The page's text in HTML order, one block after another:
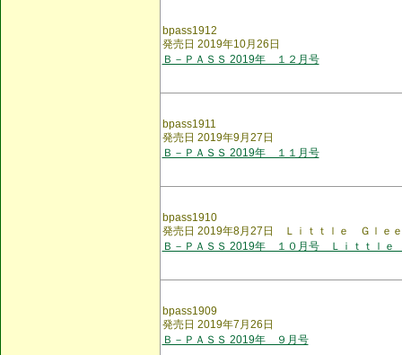
bpass1912
発売日 2019年10月26日
Ｂ－ＰＡＳＳ 2019年 １２月号
bpass1911
発売日 2019年9月27日
Ｂ－ＰＡＳＳ 2019年 １１月号
bpass1910
発売日 2019年8月27日 Ｌｉｔｔｌｅ Ｇｌｅ
Ｂ－ＰＡＳＳ 2019年 １０月号 Ｌｉｔｔｌ
bpass1909
発売日 2019年7月26日
Ｂ－ＰＡＳＳ 2019年 ９月号